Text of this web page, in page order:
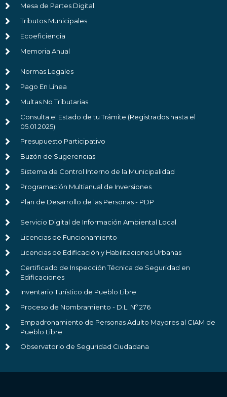
Mesa de Partes Digital
Tributos Municipales
Ecoeficiencia
Memoria Anual
Normas Legales
Pago En Línea
Multas No Tributarias
Consulta el Estado de tu Trámite (Registrados hasta el
05.01.2025)
Presupuesto Participativo
Buzón de Sugerencias
Sistema de Control Interno de la Municipalidad
Programación Multianual de Inversiones
Plan de Desarrollo de las Personas - PDP
Servicio Digital de Información Ambiental Local
Licencias de Funcionamiento
Licencias de Edificación y Habilitaciones Urbanas
Certificado de Inspección Técnica de Seguridad en
Edificaciones
Inventario Turístico de Pueblo Libre
Proceso de Nombramiento - D.L. Nº 276
Empadronamiento de Personas Adulto Mayores al CIAM de
Pueblo Libre
Observatorio de Seguridad Ciudadana